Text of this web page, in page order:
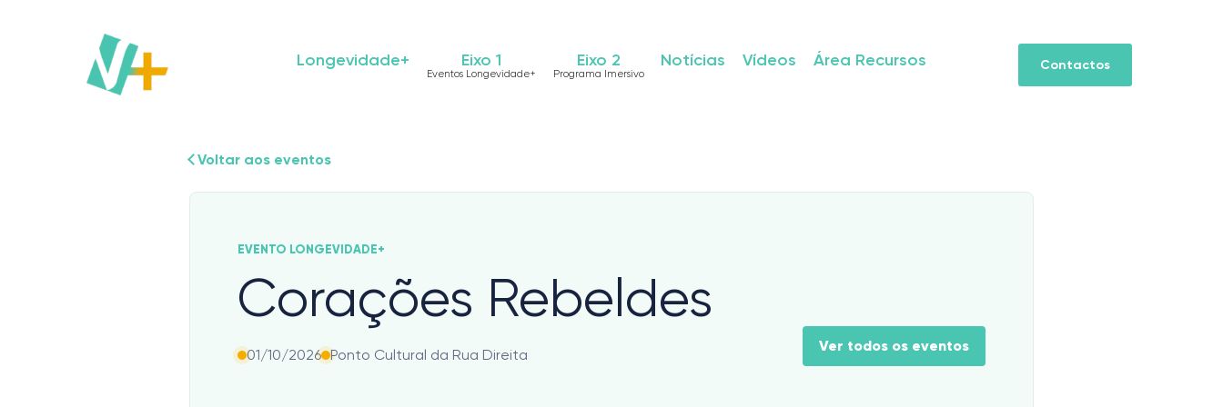
Longevidade+ Eixo 1
Eventos Longevidade+
Eixo 2
Programa Imersivo
Notícias Vídeos Área Recursos Contactos
Voltar aos eventos
EVENTO LONGEVIDADE+
Corações Rebeldes
01/10/2026 Ponto Cultural da Rua Direita Ver todos os eventos